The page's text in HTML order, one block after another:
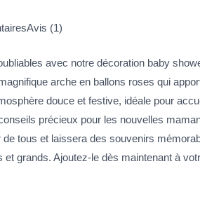
Avis (1)
avec notre décoration baby
arche en ballons roses qui
douce et festive, idéale pour
précieux pour les nouvelles
tous et laissera des souvenirs
grands. Ajoutez-le dès maintenant à